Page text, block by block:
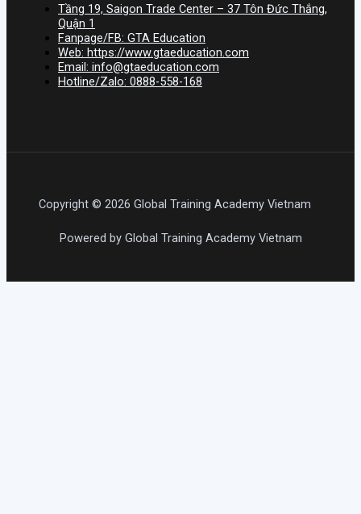
Tầng 19, Saigon Trade Center – 37 Tôn Đức Thắng,
Quận 1
Fanpage/FB: GTA Education
Web: https://www.gtaeducation.com
Email: info@gtaeducation.com
Hotline/Zalo: 0888-558-168
Copyright © 2026 Global Training Academy Vietnam
Powered by Global Training Academy Vietnam